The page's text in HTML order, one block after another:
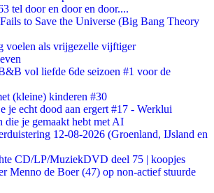
tel door en door en door....
to Save the Universe (Big Bang Theory
voelen als vrijgezelle vijftiger
vol liefde 6de seizoen #1 voor de
(kleine) kinderen #30
je echt dood aan ergert #17 - Werklui
die je gemaakt hebt met AI
12-08-2026 (Groenland, IJsland en
CD/LP/MuziekDVD deel 75 | koopjes
Menno de Boer (47) op non-actief stuurde